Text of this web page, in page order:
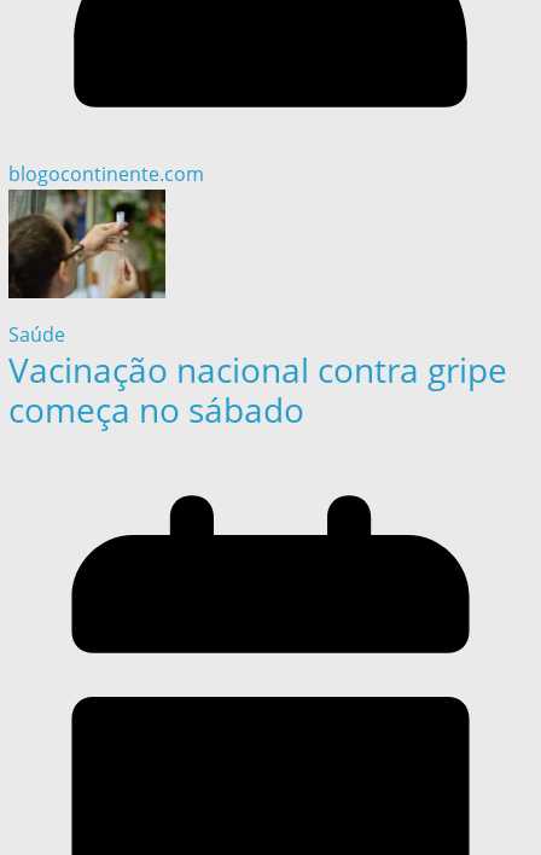
blogocontinente.com
Saúde
Vacinação nacional contra gripe
começa no sábado